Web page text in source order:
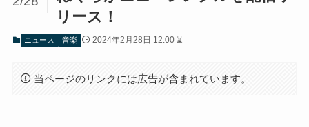
リース！
ニュース 音楽 2024年2月28日 12:00 ⌛
当ページのリンクには広告が含まれています。